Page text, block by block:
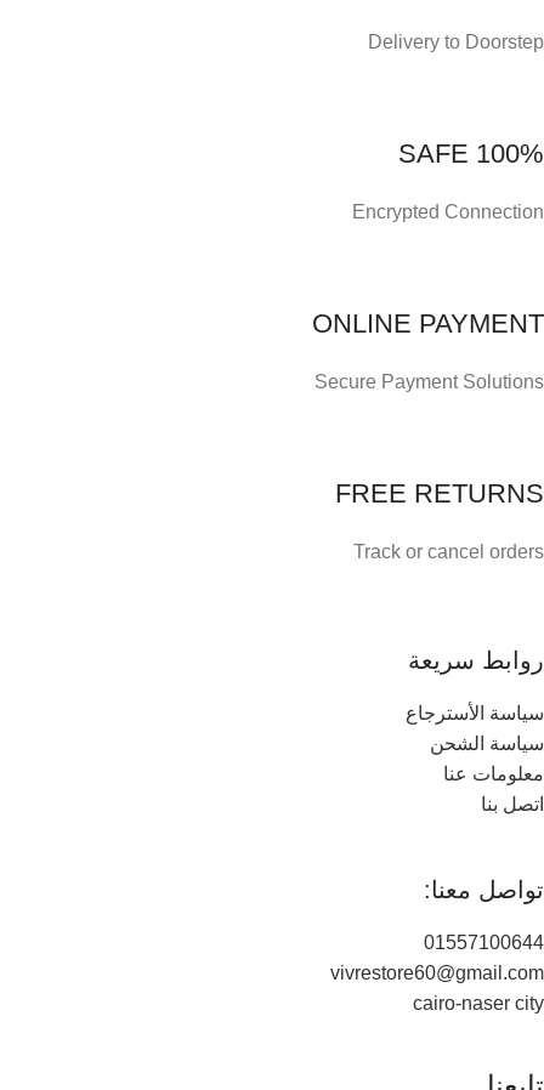
FREE RETURNS
Track or cancel orders
ONLINE PAYMENT
Secure Payment Solutions
100% SAFE
Encrypted Connection
Delivery to Doorstep
روابط سريعة
سياسة الأسترجاع
سياسة الشحن
معلومات عنا
اتصل بنا
تواصل معنا:
01557100644
vivrestore60@gmail.com
cairo-naser city